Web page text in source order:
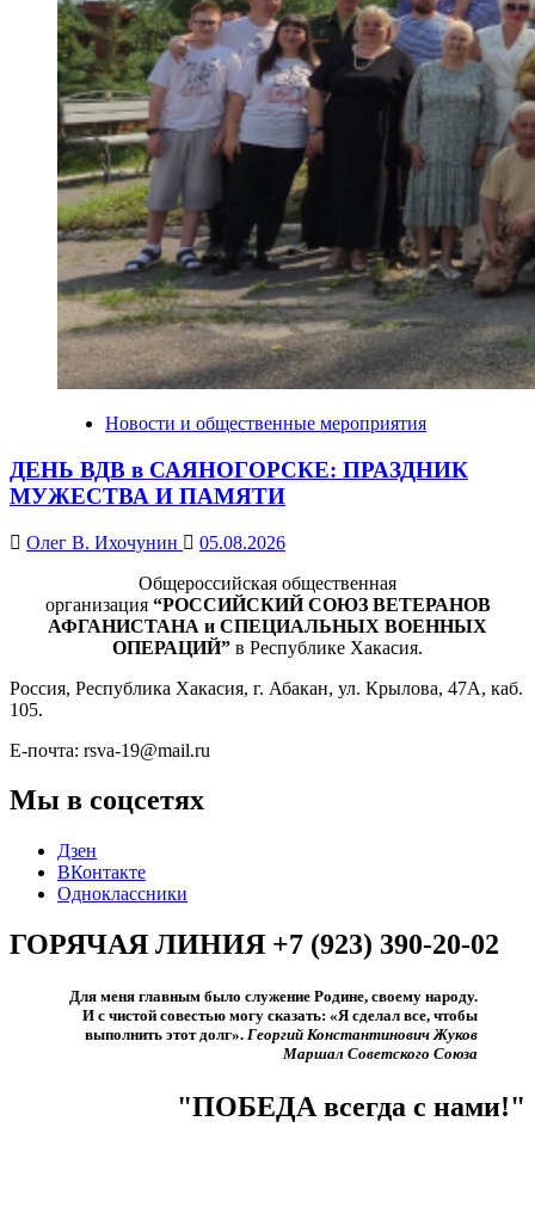
Новости и общественные мероприятия
ДЕНЬ ВДВ в САЯНОГОРСКЕ: ПРАЗДНИК
МУЖЕСТВА И ПАМЯТИ
Олег В. Ихочунин
05.08.2026
Общероссийская общественная
организация “РОССИЙСКИЙ СОЮЗ ВЕТЕРАНОВ
АФГАНИСТАНА и СПЕЦИАЛЬНЫХ ВОЕННЫХ
ОПЕРАЦИЙ” в Республике Хакасия.
Россия, Республика Хакасия, г. Абакан, ул. Крылова, 47А, каб.
105.
Е-почта: rsva-19@mail.ru
Мы в соцсетях
Дзен
ВКонтакте
Одноклассники
ГОРЯЧАЯ ЛИНИЯ +7 (923) 390-20-02
Для меня главным было служение Родине, своему народу.
И с чистой совестью могу сказать: «Я сделал все, чтобы
выполнить этот долг».​ Георгий Константинович Жуков
Маршал Советского Союза
"ПОБЕДА всегда с нами!"